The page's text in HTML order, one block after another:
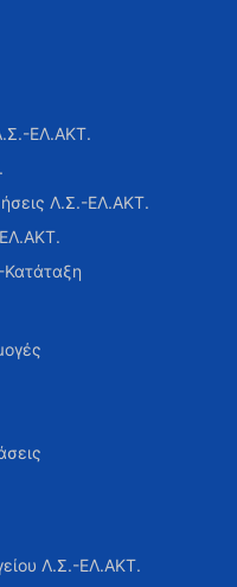
ΕΛ.ΑΚΤ.
Λ.Σ.-ΕΛ.ΑΚΤ.
Λ.Σ.-ΕΛ.ΑΚΤ.